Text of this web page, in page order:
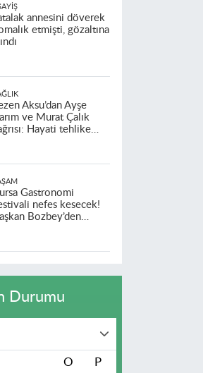
annesini döverek
etmişti, gözaltına
Aksu’dan Ayşe
ve Murat Çalık
Hayati tehlike
Gastronomi
nefes kesecek!
Bozbey’den
Durumu
O P